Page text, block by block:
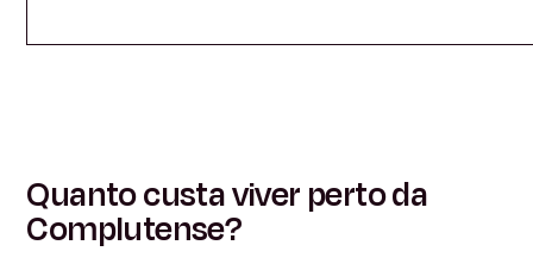
Quanto custa viver perto da
Complutense?